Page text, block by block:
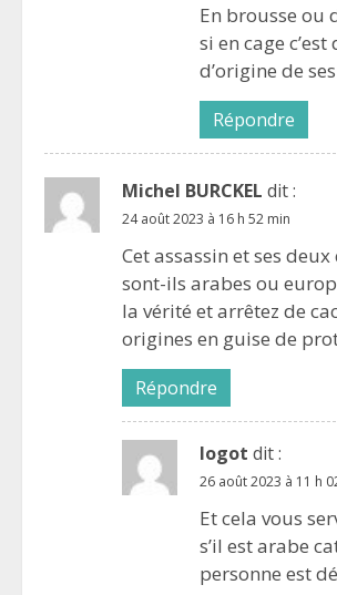
En brousse ou
si en cage
d’origine de
Répondre
Michel BURCKEL dit :
24 août 2023 à 16 h 52 min
Cet assassin et ses
sont-ils arabes ou
la vérité et arrêtez de
origines en guise de
Répondre
logot dit :
26 août 2023 à 11 h
Et cela vous
s’il est arabe
personne est